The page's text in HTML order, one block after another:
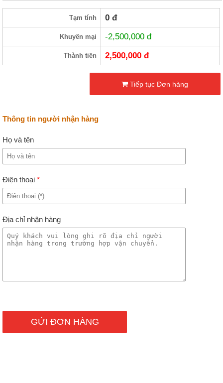
Tạm tính 0 đ
Khuyến mại -2,500,000 đ
Thành tiền 2,500,000 đ
Tiếp tục Đơn hàng
Thông tin người nhận hàng
Họ và tên
Điện thoại*
Địa chỉ nhận hàng